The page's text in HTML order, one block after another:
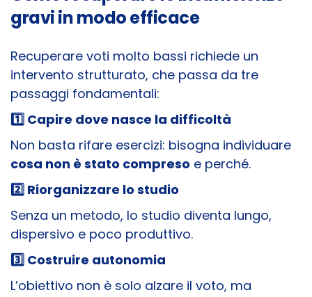
gravi in modo efficace
Recuperare voti molto bassi richiede un
intervento strutturato, che passa da tre
passaggi fondamentali:
1️ Capire dove nasce la difficoltà
Non basta rifare esercizi: bisogna individuare
cosa non è stato compreso e perché.
2️ Riorganizzare lo studio
Senza un metodo, lo studio diventa lungo,
dispersivo e poco produttivo.
3️ Costruire autonomia
L’obiettivo non è solo alzare il voto, ma